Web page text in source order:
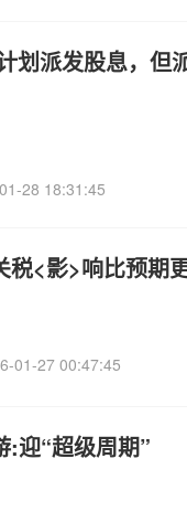
划派发股息，但
28 18:31:45
税<影>响比预期
01-27 00:47:45
:迎“超级周期”